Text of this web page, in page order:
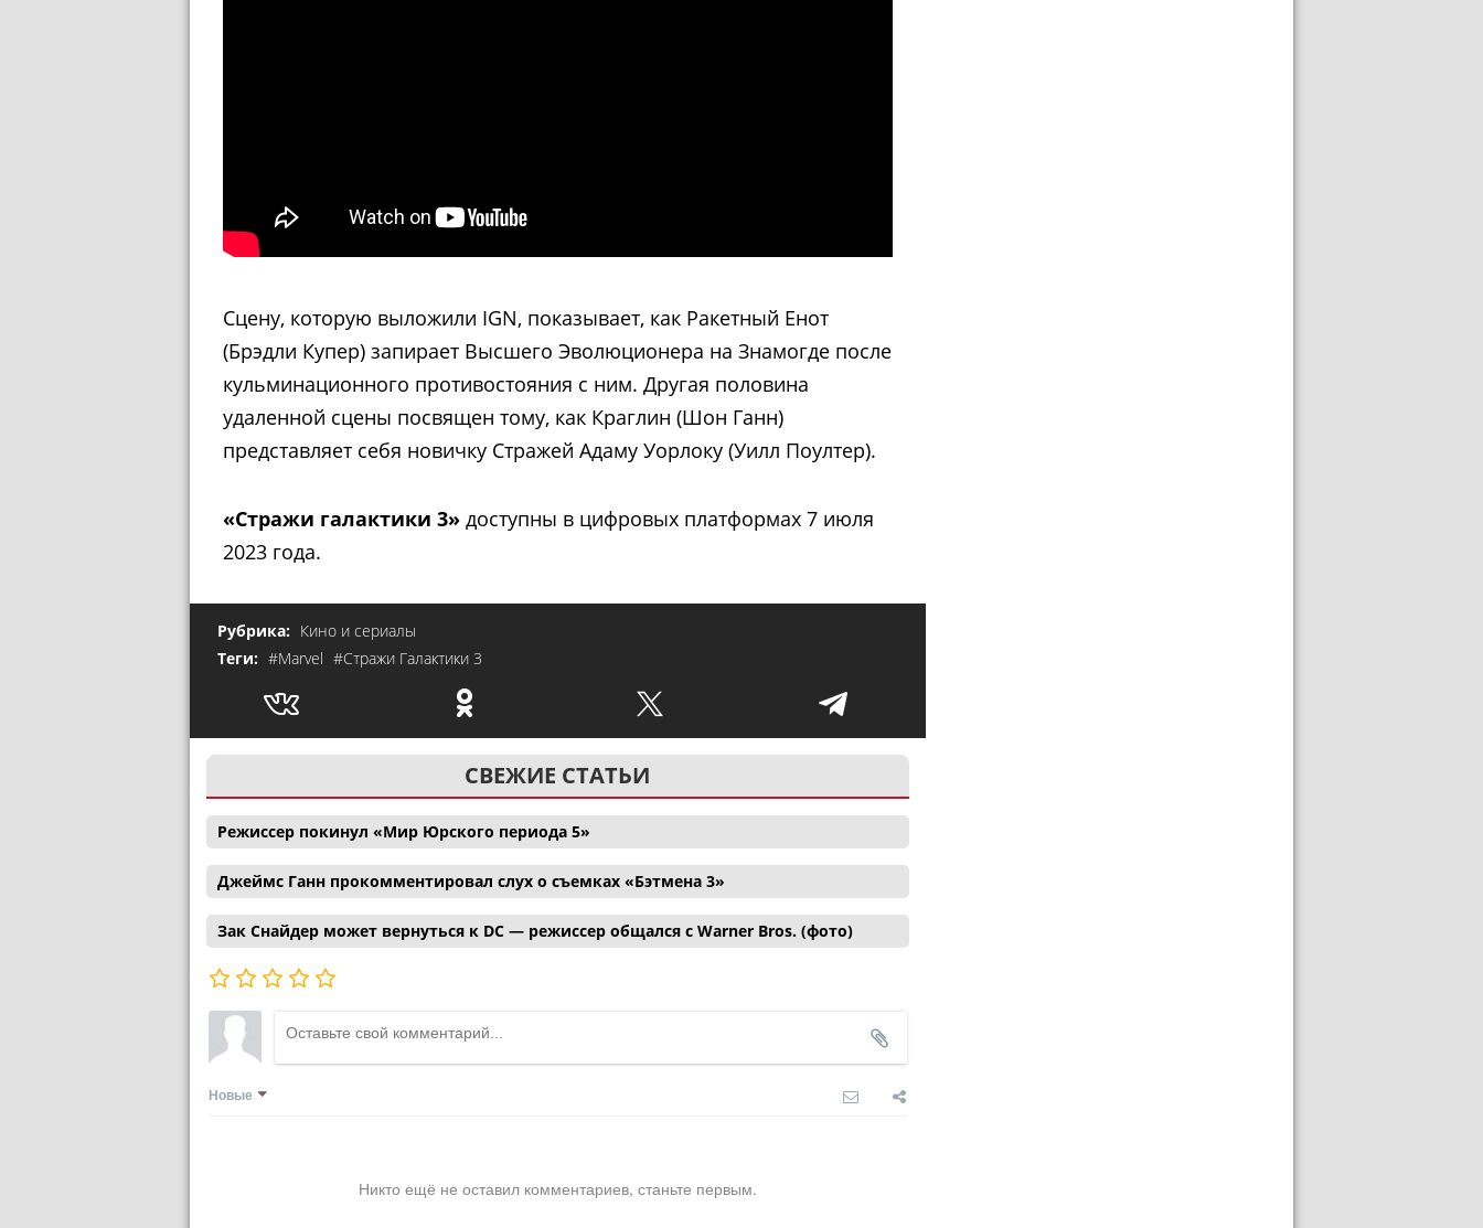
Сцену, которую выложили IGN, показывает, как Ракетный Енот
(Брэдли Купер) запирает Высшего Эволюционера на Знамогде после
кульминационного противостояния с ним. Другая половина
удаленной сцены посвящен тому, как Краглин (Шон Ганн)
представляет себя новичку Стражей Адаму Уорлоку (Уилл Поултер).
«Стражи галактики 3» доступны в цифровых платформах 7 июля
2023 года.
Рубрика: Кино и сериалы
Теги: #Marvel #Стражи Галактики 3
СВЕЖИЕ СТАТЬИ
Режиссер покинул «Мир Юрского периода 5»
Джеймс Ганн прокомментировал слух о съемках «Бэтмена 3»
Зак Снайдер может вернуться к DC — режиссер общался с Warner Bros. (фото)
Новые
Никто ещё не оставил комментариев, станьте первым.